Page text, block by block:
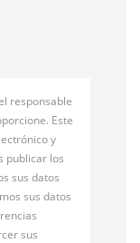
responsable
Este
y
publicar los
sus datos
sus datos
sus